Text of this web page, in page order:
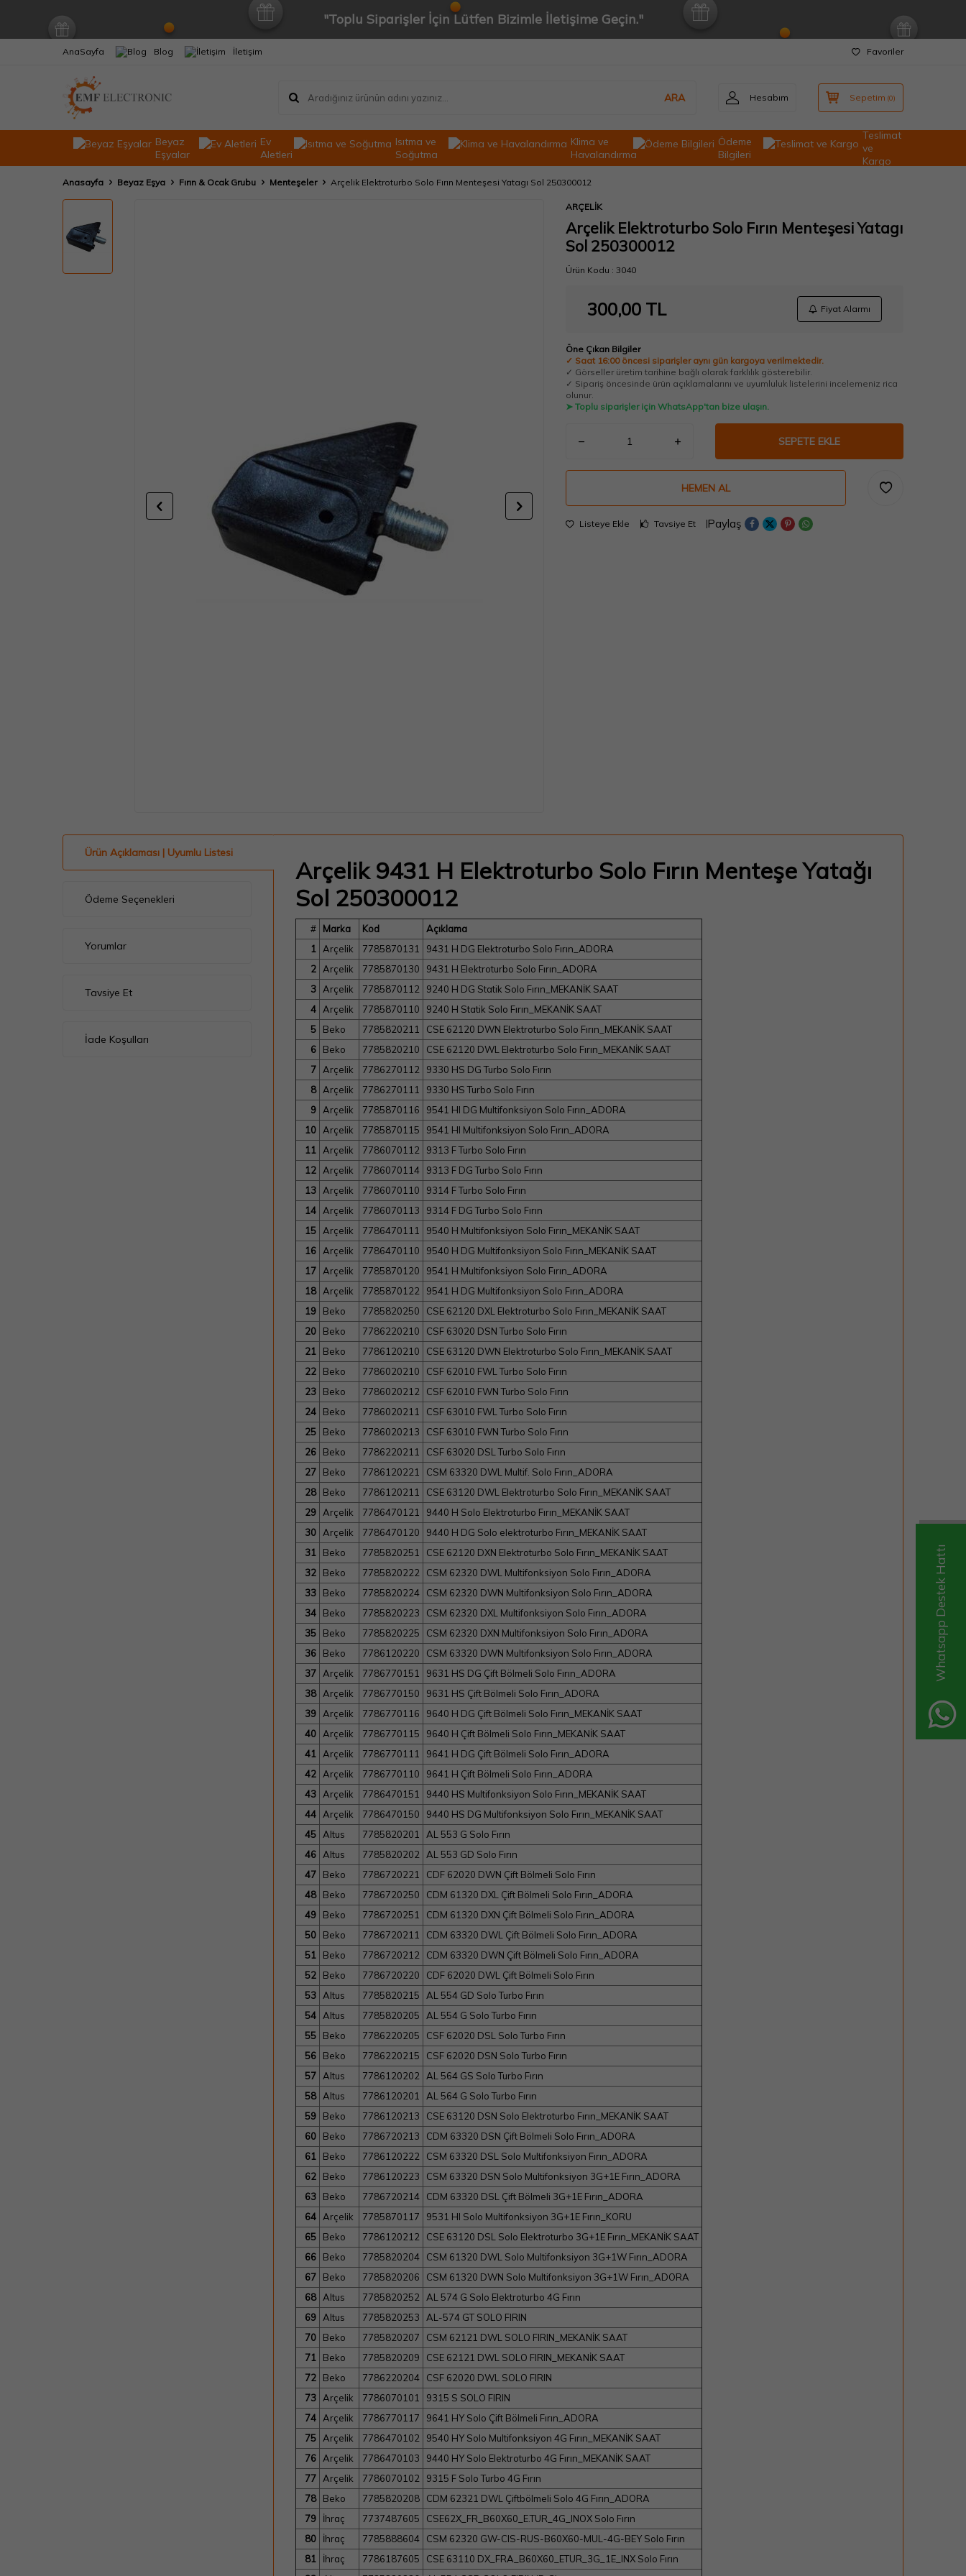
Whatsapp Destek Hattı
"Toplu Siparişler İçin Lütfen Bizimle İletişime Geçin."
AnaSayfa Blog İletişim Favoriler
ARA Hesabım Sepetim (0)
Beyaz
Eşyalar
Ev
Aletleri
Isıtma ve
Soğutma
Klima ve
Havalandırma
Ödeme
Bilgileri
Teslimat
ve
Kargo
Anasayfa Beyaz Eşya Fırın & Ocak Grubu Menteşeler Arçelik Elektroturbo Solo Fırın Menteşesi Yatagı Sol 250300012
ARÇELİK
Arçelik Elektroturbo Solo Fırın Menteşesi Yatagı
Sol 250300012
Ürün Kodu : 3040
300,00 TL Fiyat Alarmı
Öne Çıkan Bilgiler
✓ Saat 16:00 öncesi siparişler aynı gün kargoya verilmektedir.
✓ Görseller üretim tarihine bağlı olarak farklılık gösterebilir.
✓ Sipariş öncesinde ürün açıklamalarını ve uyumluluk listelerini incelemeniz rica
olunur.
➤ Toplu siparişler için WhatsApp'tan bize ulaşın.
SEPETE EKLE
HEMEN AL
Listeye Ekle Tavsiye Et Paylaş
Ürün Açıklaması | Uyumlu Listesi
Ödeme Seçenekleri
Yorumlar
Tavsiye Et
İade Koşulları
Arçelik 9431 H Elektroturbo Solo Fırın Menteşe Yatağı
Sol 250300012
# Marka Kod
Açıklama
1
Arçelik 7785870131
9431 H DG Elektroturbo Solo Fırın_ADORA
2
Arçelik 7785870130
9431 H Elektroturbo Solo Fırın_ADORA
3
Arçelik 7785870112
9240 H DG Statik Solo Fırın_MEKANİK SAAT
4
Arçelik 7785870110
9240 H Statik Solo Fırın_MEKANİK SAAT
5
Beko 7785820211
CSE 62120 DWN Elektroturbo Solo Fırın_MEKANİK SAAT
6
Beko 7785820210
CSE 62120 DWL Elektroturbo Solo Fırın_MEKANİK SAAT
7
Arçelik 7786270112
9330 HS DG Turbo Solo Fırın
8
Arçelik 7786270111
9330 HS Turbo Solo Fırın
9
Arçelik 7785870116
9541 HI DG Multifonksiyon Solo Fırın_ADORA
10
Arçelik 7785870115
9541 HI Multifonksiyon Solo Fırın_ADORA
11
Arçelik 7786070112
9313 F Turbo Solo Fırın
12
Arçelik 7786070114
9313 F DG Turbo Solo Fırın
13
Arçelik 7786070110
9314 F Turbo Solo Fırın
14
Arçelik 7786070113
9314 F DG Turbo Solo Fırın
15
Arçelik 7786470111
9540 H Multifonksiyon Solo Fırın_MEKANİK SAAT
16
Arçelik 7786470110
9540 H DG Multifonksiyon Solo Fırın_MEKANİK SAAT
17
Arçelik 7785870120
9541 H Multifonksiyon Solo Fırın_ADORA
18
Arçelik 7785870122
9541 H DG Multifonksiyon Solo Fırın_ADORA
19
Beko 7785820250
CSE 62120 DXL Elektroturbo Solo Fırın_MEKANİK SAAT
20
Beko 7786220210
CSF 63020 DSN Turbo Solo Fırın
21
Beko 7786120210
CSE 63120 DWN Elektroturbo Solo Fırın_MEKANİK SAAT
22
Beko 7786020210
CSF 62010 FWL Turbo Solo Fırın
23
Beko 7786020212
CSF 62010 FWN Turbo Solo Fırın
24
Beko 7786020211
CSF 63010 FWL Turbo Solo Fırın
25
Beko 7786020213
CSF 63010 FWN Turbo Solo Fırın
26
Beko 7786220211
CSF 63020 DSL Turbo Solo Fırın
27
Beko 7786120221
CSM 63320 DWL Multif. Solo Fırın_ADORA
28
Beko 7786120211
CSE 63120 DWL Elektroturbo Solo Fırın_MEKANİK SAAT
29
Arçelik 7786470121
9440 H Solo Elektroturbo Fırın_MEKANİK SAAT
30
Arçelik 7786470120
9440 H DG Solo elektroturbo Fırın_MEKANİK SAAT
31
Beko 7785820251
CSE 62120 DXN Elektroturbo Solo Fırın_MEKANİK SAAT
32
Beko 7785820222
CSM 62320 DWL Multifonksiyon Solo Fırın_ADORA
33
Beko 7785820224
CSM 62320 DWN Multifonksiyon Solo Fırın_ADORA
34
Beko 7785820223
CSM 62320 DXL Multifonksiyon Solo Fırın_ADORA
35
Beko 7785820225
CSM 62320 DXN Multifonksiyon Solo Fırın_ADORA
36
Beko 7786120220
CSM 63320 DWN Multifonksiyon Solo Fırın_ADORA
37
Arçelik 7786770151
9631 HS DG Çift Bölmeli Solo Fırın_ADORA
38
Arçelik 7786770150
9631 HS Çift Bölmeli Solo Fırın_ADORA
39
Arçelik 7786770116
9640 H DG Çift Bölmeli Solo Fırın_MEKANİK SAAT
40
Arçelik 7786770115
9640 H Çift Bölmeli Solo Fırın_MEKANİK SAAT
41
Arçelik 7786770111
9641 H DG Çift Bölmeli Solo Fırın_ADORA
42
Arçelik 7786770110
9641 H Çift Bölmeli Solo Fırın_ADORA
43
Arçelik 7786470151
9440 HS Multifonksiyon Solo Fırın_MEKANİK SAAT
44
Arçelik 7786470150
9440 HS DG Multifonksiyon Solo Fırın_MEKANİK SAAT
45
Altus 7785820201
AL 553 G Solo Fırın
46
Altus 7785820202
AL 553 GD Solo Fırın
47
Beko 7786720221
CDF 62020 DWN Çift Bölmeli Solo Fırın
48
Beko 7786720250
CDM 61320 DXL Çift Bölmeli Solo Fırın_ADORA
49
Beko 7786720251
CDM 61320 DXN Çift Bölmeli Solo Fırın_ADORA
50
Beko 7786720211
CDM 63320 DWL Çift Bölmeli Solo Fırın_ADORA
51
Beko 7786720212
CDM 63320 DWN Çift Bölmeli Solo Fırın_ADORA
52
Beko 7786720220
CDF 62020 DWL Çift Bölmeli Solo Fırın
53
Altus 7785820215
AL 554 GD Solo Turbo Fırın
54
Altus 7785820205
AL 554 G Solo Turbo Fırın
55
Beko 7786220205
CSF 62020 DSL Solo Turbo Fırın
56
Beko 7786220215
CSF 62020 DSN Solo Turbo Fırın
57
Altus 7786120202
AL 564 GS Solo Turbo Fırın
58
Altus 7786120201
AL 564 G Solo Turbo Fırın
59
Beko 7786120213
CSE 63120 DSN Solo Elektroturbo Fırın_MEKANİK SAAT
60
Beko 7786720213
CDM 63320 DSN Çift Bölmeli Solo Fırın_ADORA
61
Beko 7786120222
CSM 63320 DSL Solo Multifonksiyon Fırın_ADORA
62
Beko 7786120223
CSM 63320 DSN Solo Multifonksiyon 3G+1E Fırın_ADORA
63
Beko 7786720214
CDM 63320 DSL Çift Bölmeli 3G+1E Fırın_ADORA
64
Arçelik 7785870117
9531 HI Solo Multifonksiyon 3G+1E Fırın_KORU
65
Beko 7786120212
CSE 63120 DSL Solo Elektroturbo 3G+1E Fırın_MEKANİK SAAT
66
Beko 7785820204
CSM 61320 DWL Solo Multifonksiyon 3G+1W Fırın_ADORA
67
Beko 7785820206
CSM 61320 DWN Solo Multifonksiyon 3G+1W Fırın_ADORA
68
Altus 7785820252
AL 574 G Solo Elektroturbo 4G Fırın
69
Altus 7785820253
AL-574 GT SOLO FIRIN
70
Beko 7785820207
CSM 62121 DWL SOLO FIRIN_MEKANİK SAAT
71
Beko 7785820209
CSE 62121 DWL SOLO FIRIN_MEKANİK SAAT
72
Beko 7786220204
CSF 62020 DWL SOLO FIRIN
73
Arçelik 7786070101
9315 S SOLO FIRIN
74
Arçelik 7786770117
9641 HY Solo Çift Bölmeli Fırın_ADORA
75
Arçelik 7786470102
9540 HY Solo Multifonksiyon 4G Fırın_MEKANİK SAAT
76
Arçelik 7786470103
9440 HY Solo Elektroturbo 4G Fırın_MEKANİK SAAT
77
Arçelik 7786070102
9315 F Solo Turbo 4G Fırın
78
Beko 7785820208
CDM 62321 DWL Çiftbölmeli Solo 4G Fırın_ADORA
79
İhraç 7737487605
CSE62X_FR_B60X60_E.TUR_4G_INOX Solo Fırın
80
İhraç 7785888604
CSM 62320 GW-CIS-RUS-B60X60-MUL-4G-BEY Solo Fırın
81
İhraç 7786187605
CSE 63110 DX_FRA_B60X60_ETUR_3G_1E_INX Solo Fırın